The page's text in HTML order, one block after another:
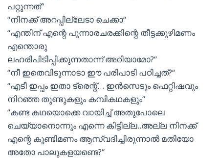
പറ്റുന്നത്“
“നിനക്ക് അറപ്പില്ലേടാ ചെക്കാ“
“എന്തിന് എന്റെ പുന്നാരചരക്കിന്റെ തീട്ടക്കുഴിമണം
എന്തൊരു
ലഹരിപിടിപ്പിക്കുന്നതാന്ന് അറിയാമോ?“
“നീ ഇതെവിടുന്നാടാ ഈ പരിപാടി പഠിച്ചത്?“
“എടീ ഇപ്പം ഇതാ ട്രെന്റ്… ഇൻസെടും ഫെറ്റിഷവും
നിറഞ്ഞ തുണ്ടുകളും കമ്പികഥകളും“
“കണ്ട കഥയൊക്കെ വായിച്ച് അതുപോലെ
ചെയ്യാനൊന്നും എന്നെ കിട്ടില്ല..അല്ല നിനക്ക്
എന്റെ കുണ്ടിമണം ആസ്വദിച്ചിരുന്നാൽ മതിയോ
അതോ പാലുകളയണ്ടെ?“